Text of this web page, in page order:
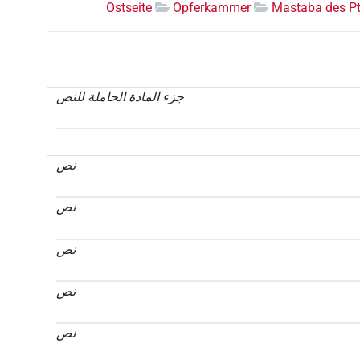
Mastaba des
Opferkammer
Ostseite
جزء المادة الحاملة للنص
نص
نص
نص
نص
نص